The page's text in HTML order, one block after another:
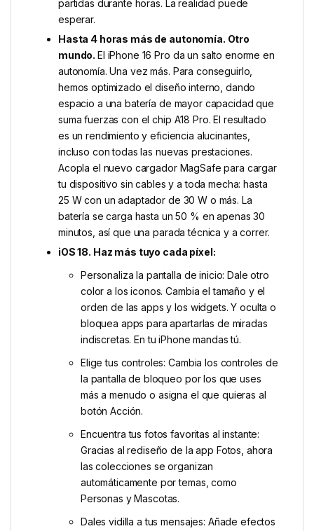
partidas durante horas. La realidad puede
esperar.
Hasta 4 horas más de autonomía. Otro
mundo.El iPhone 16 Pro da un salto enorme en
autonomía. Una vez más. Para conseguirlo,
hemos optimizado el diseño interno, dando
espacio a una batería de mayor capacidad que
suma fuerzas con el chip A18 Pro. El resultado
es un rendi­miento y eficiencia alucinantes,
incluso con todas las nuevas prestaciones.
Acopla el nuevo cargador MagSafe para cargar
tu dispositivo sin cables y a toda mecha: hasta
25 W con un adaptador de 30 W o más. La
batería se carga hasta un 50 % en apenas 30
minutos, así que una parada técnica y a correr.
iOS 18. Haz más tuyo cada píxel:
Personaliza la pantalla de inicio: Dale otro
color a los iconos. Cambia el tamaño y el
orden de las apps y los widgets. Y oculta o
bloquea apps para apartarlas de miradas
indiscretas. En tu iPhone mandas tú.
Elige tus controles: Cambia los controles de
la pantalla de bloqueo por los que uses
más a menudo o asigna el que quieras al
botón Acción.
Encuentra tus fotos favoritas al instante:
Gracias al rediseño de la app Fotos, ahora
las colecciones se organizan
automáticamente por temas, como
Personas y Mascotas.
Dales vidilla a tus mensajes: Añade efectos